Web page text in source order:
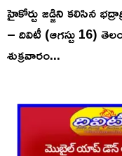
హైకోర్టు జడ్జిని కలిసిన
– దివిటీ (ఆగస్టు 16)
శుక్రవారం...